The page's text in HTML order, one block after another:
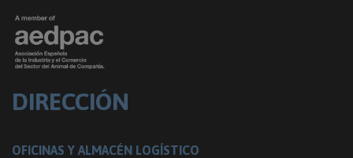
DIRECCIÓN
OFICINAS Y ALMACÉN LOGÍSTICO